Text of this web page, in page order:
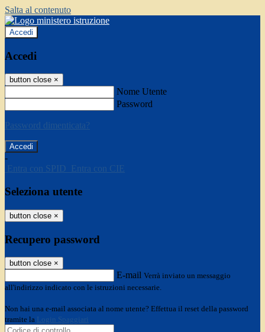
Salta al contenuto
Accedi
Accedi
button close ×
Nome Utente
Password
Password dimenticata?
-
Entra con SPID
Entra con CIE
Seleziona utente
button close ×
Recupero password
button close ×
E-mail Verrà inviato un messaggio
all'indirizzo indicato con le istruzioni necessarie.
Non hai una e-mail associata al nome utente? Effettua il reset della password
tramite la Login Spaggiari